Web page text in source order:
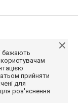
бажають
прийняти
для
роз'яснення